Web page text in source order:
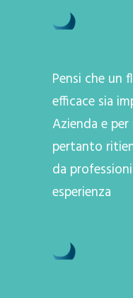
Pensi che un
efficace sia
Azienda e
pertanto
da
esperienza